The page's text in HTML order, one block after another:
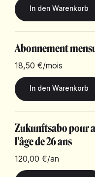
Abonnement
18,50 €/mois
Zukunftsabo pour
l'âge de 26 ans
120,00 €/an